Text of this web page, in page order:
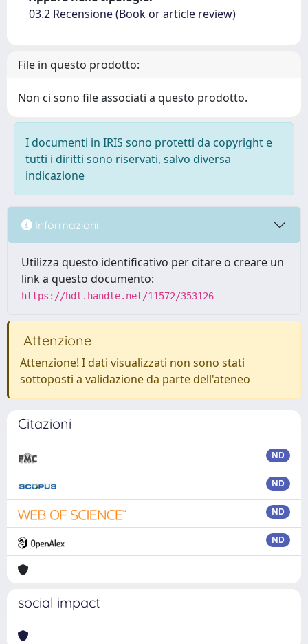
03.2 Recensione (Book or article review)
File in questo prodotto:
Non ci sono file associati a questo prodotto.
I documenti in IRIS sono protetti da copyright e
tutti i diritti sono riservati, salvo diversa
indicazione
Informazioni
Utilizza questo identificativo per citare o creare un
link a questo documento:
https://hdl.handle.net/11572/353126
Attenzione
Attenzione! I dati visualizzati non sono stati
sottoposti a validazione da parte dell'ateneo
Citazioni
ND
ND
ND
ND
social impact